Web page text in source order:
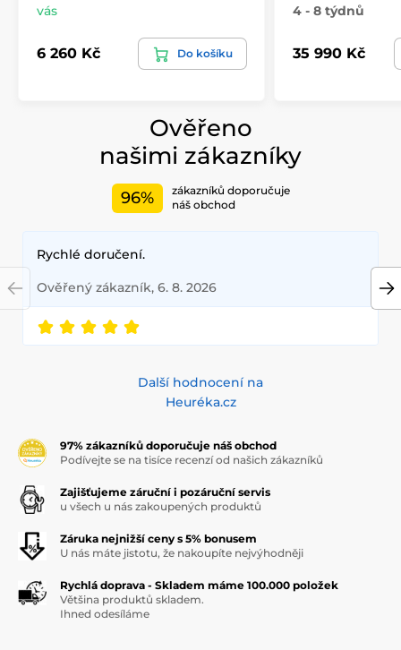
vás
6 260 Kč Do košíku
4 - 8 týdnů
35 990 Kč
Ověřeno
našimi zákazníky
96%
zákazníků doporučuje
náš obchod
Rychlé doručení.
Ověřený zákazník, 6. 8. 2026
Další hodnocení na
Heuréka.cz
97% zákazníků doporučuje náš obchod
Podívejte se na tisíce recenzí od našich zákazníků
Zajišťujeme záruční i pozáruční servis
u všech u nás zakoupených produktů
Záruka nejnižší ceny s 5% bonusem
U nás máte jistotu, že nakoupíte nejvýhodněji
Rychlá doprava - Skladem máme 100.000 položek
Většina produktů skladem.
Ihned odesíláme